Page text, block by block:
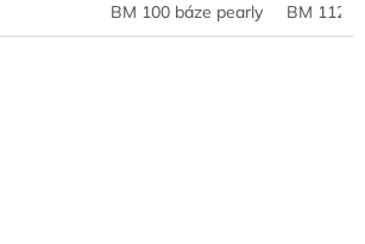
BM 100 báze pearly BM 112